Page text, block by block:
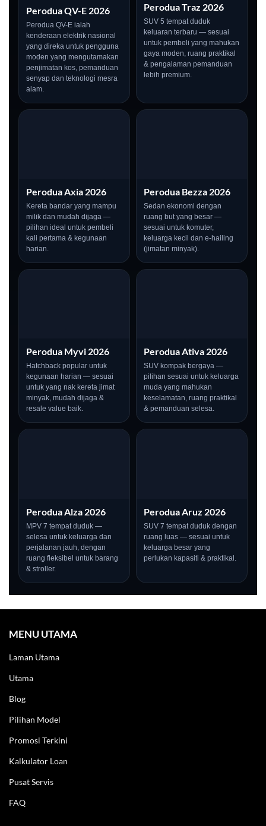
Perodua QV-E 2026
Perodua QV-E ialah
kenderaan elektrik nasional
yang direka untuk pengguna
moden yang mengutamakan
penjimatan kos, pemanduan
senyap dan teknologi mesra
alam.
Perodua Traz 2026
SUV 5 tempat duduk
keluaran terbaru — sesuai
untuk pembeli yang mahukan
gaya moden, ruang praktikal
& pengalaman pemanduan
lebih premium.
Perodua Axia 2026
Kereta bandar yang mampu
milik dan mudah dijaga —
pilihan ideal untuk pembeli
kali pertama & kegunaan
harian.
Perodua Bezza 2026
Sedan ekonomi dengan
ruang but yang besar —
sesuai untuk komuter,
keluarga kecil dan e-hailing
(jimatan minyak).
Perodua Myvi 2026
Hatchback popular untuk
kegunaan harian — sesuai
untuk yang nak kereta jimat
minyak, mudah dijaga &
resale value baik.
Perodua Ativa 2026
SUV kompak bergaya —
pilihan sesuai untuk keluarga
muda yang mahukan
keselamatan, ruang praktikal
& pemanduan selesa.
Perodua Alza 2026
MPV 7 tempat duduk —
selesa untuk keluarga dan
perjalanan jauh, dengan
ruang fleksibel untuk barang
& stroller.
Perodua Aruz 2026
SUV 7 tempat duduk dengan
ruang luas — sesuai untuk
keluarga besar yang
perlukan kapasiti & praktikal.
MENU UTAMA
Laman Utama
Utama
Blog
Pilihan Model
Promosi Terkini
Kalkulator Loan
Pusat Servis
FAQ